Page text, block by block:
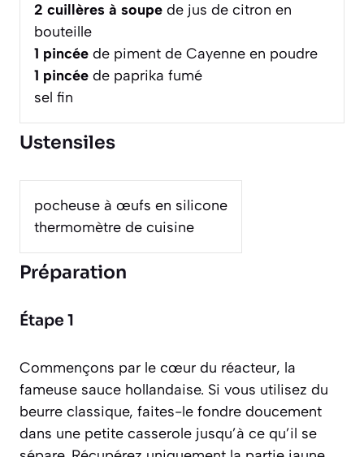
2 cuillères à soupe de jus de citron en
bouteille
1 pincée de piment de Cayenne en poudre
1 pincée de paprika fumé
sel fin
Ustensiles
pocheuse à œufs en silicone
thermomètre de cuisine
Préparation
Étape 1
Commençons par le cœur du réacteur, la
fameuse sauce hollandaise. Si vous utilisez du
beurre classique, faites-le fondre doucement
dans une petite casserole jusqu’à ce qu’il se